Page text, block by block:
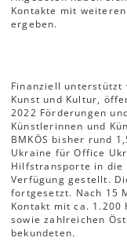
Kontakte mit
ergeben.
Finanziell unterstützt
Kunst und Kultur,
2022 Förderungen
Künstlerinnen und
BMKÖS bisher rund
Ukraine für Office
Hilfstransporte in die
Verfügung gestellt.
fortgesetzt. Nach 15
Kontakt mit ca.
sowie zahlreichen
bekundeten.